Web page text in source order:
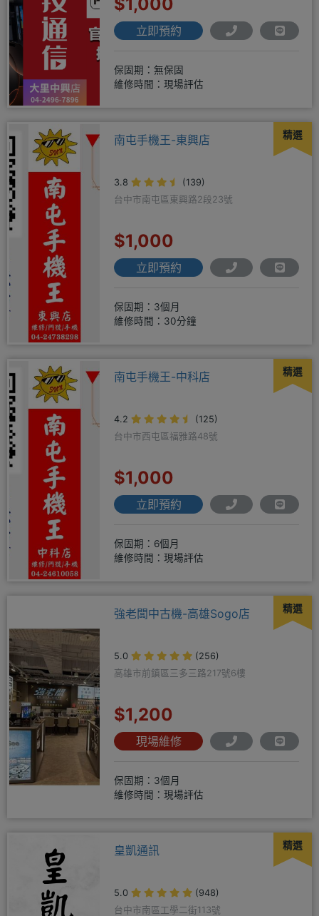
立即預約
保固期：無保固
維修時間：現場評估
精選
南屯手機王-東興店
3.8
(139)
台中市南屯區東興路2段23號
$1,000
立即預約
保固期：3個月
維修時間：30分鐘
精選
南屯手機王-中科店
4.2
(125)
台中市西屯區福雅路48號
$1,000
立即預約
保固期：6個月
維修時間：現場評估
精選
強老闆中古機-高雄Sogo店
5.0
(256)
高雄市前鎮區三多三路217號6樓
$1,200
現場維修
保固期：3個月
維修時間：現場評估
精選
皇凱通訊
5.0
(948)
台中市南區工學二街113號